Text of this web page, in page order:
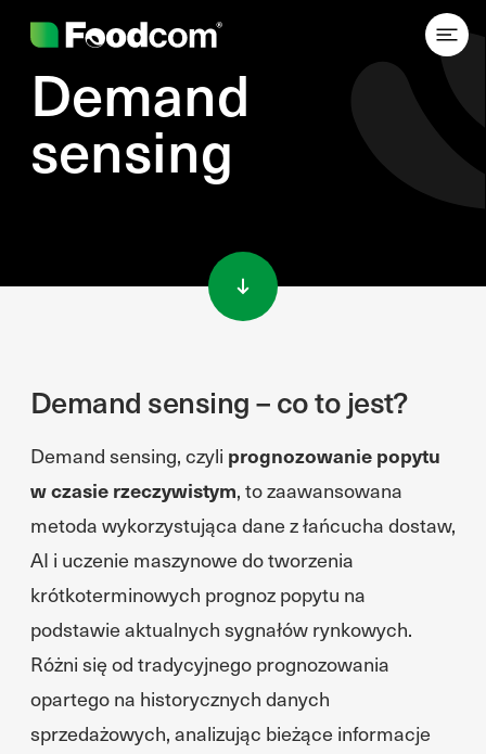
Demand
sensing
Demand sensing – co to jest?
Demand sensing, czyli prognozowanie popytu
w czasie rzeczywistym, to zaawansowana
metoda wykorzystująca dane z łańcucha dostaw,
AI i uczenie maszynowe do tworzenia
krótkoterminowych prognoz popytu na
podstawie aktualnych sygnałów rynkowych.
Różni się od tradycyjnego prognozowania
opartego na historycznych danych
sprzedażowych, analizując bieżące informacje